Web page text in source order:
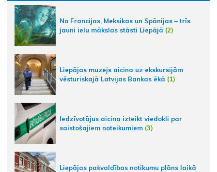
No Francijas, Meksikas un Spānijas – trīs
jauni ielu mākslas stāsti Liepājā (2)
Liepājas muzejs aicina uz ekskursijām
vēsturiskajā Latvijas Bankas ēkā (1)
Iedzīvotājus aicina izteikt viedokli par
saistošajiem noteikumiem (3)
Liepājas pašvaldības notikumu plāns laikā